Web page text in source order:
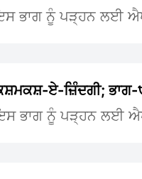
ਭਾਗ ਨੂੰ ਪੜ੍ਹਨ ਲਈ
ਏ-ਜ਼ਿੰਦਗੀ; ਭਾਗ-
ਭਾਗ ਨੂੰ ਪੜ੍ਹਨ ਲਈ